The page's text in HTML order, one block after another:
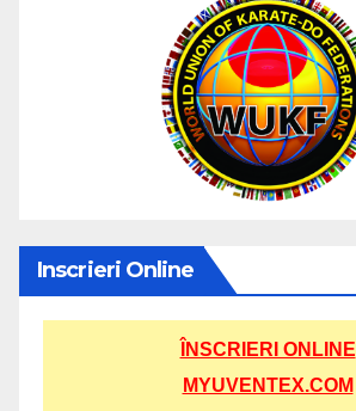
Inscrieri Online
ÎNSCRIERI ONLINE
MYUVENTEX.COM